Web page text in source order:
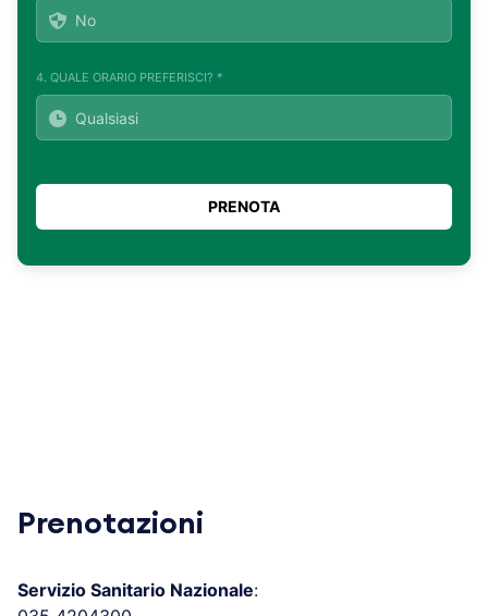
4. QUALE ORARIO PREFERISCI? *
Prenotazioni
Servizio Sanitario Nazionale: